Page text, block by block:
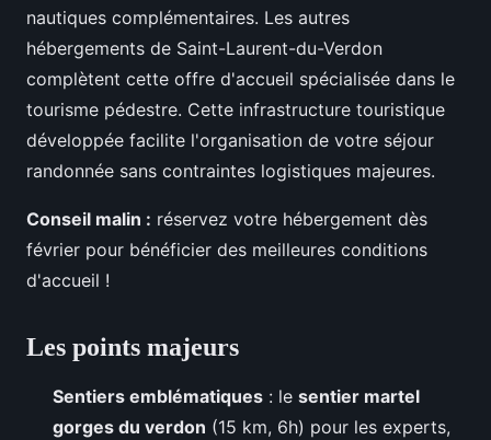
nautiques complémentaires. Les autres
hébergements de Saint-Laurent-du-Verdon
complètent cette offre d'accueil spécialisée dans le
tourisme pédestre. Cette infrastructure touristique
développée facilite l'organisation de votre séjour
randonnée sans contraintes logistiques majeures.
Conseil malin : réservez votre hébergement dès
février pour bénéficier des meilleures conditions
d'accueil !
Les points majeurs
Sentiers emblématiques : le sentier martel
gorges du verdon (15 km, 6h) pour les experts,